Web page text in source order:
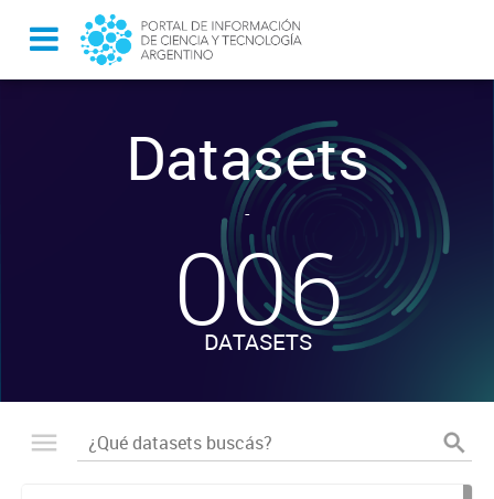
Datasets
-
006
DATASETS